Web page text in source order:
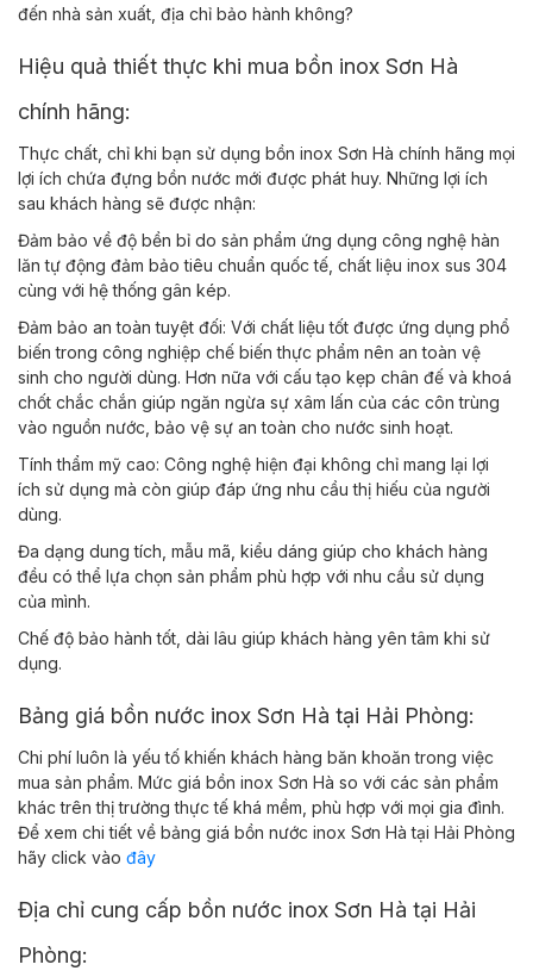
đến nhà sản xuất, địa chỉ bảo hành không?
Hiệu quả thiết thực khi mua bồn inox Sơn Hà
chính hãng:
Thực chất, chỉ khi bạn sử dụng bồn inox Sơn Hà chính hãng mọi
lợi ích chứa đựng bồn nước mới được phát huy. Những lợi ích
sau khách hàng sẽ được nhận:
Đảm bảo về độ bền bỉ do sản phẩm ứng dụng công nghệ hàn
lăn tự động đảm bảo tiêu chuẩn quốc tế, chất liệu inox sus 304
cùng với hệ thống gân kép.
Đảm bảo an toàn tuyệt đối: Với chất liệu tốt được ứng dụng phổ
biến trong công nghiệp chế biến thực phẩm nên an toàn vệ
sinh cho người dùng. Hơn nữa với cấu tạo kẹp chân đế và khoá
chốt chắc chắn giúp ngăn ngừa sự xâm lấn của các côn trùng
vào nguồn nước, bảo vệ sự an toàn cho nước sinh hoạt.
Tính thẩm mỹ cao: Công nghệ hiện đại không chỉ mang lại lợi
ích sử dụng mà còn giúp đáp ứng nhu cầu thị hiếu của người
dùng.
Đa dạng dung tích, mẫu mã, kiểu dáng giúp cho khách hàng
đều có thể lựa chọn sản phẩm phù hợp với nhu cầu sử dụng
của mình.
Chế độ bảo hành tốt, dài lâu giúp khách hàng yên tâm khi sử
dụng.
Bảng giá bồn nước inox Sơn Hà tại Hải Phòng:
Chi phí luôn là yếu tố khiến khách hàng băn khoăn trong việc
mua sản phẩm. Mức giá bồn inox Sơn Hà so với các sản phẩm
khác trên thị trường thực tế khá mềm, phù hợp với mọi gia đình.
Để xem chi tiết về bảng giá bồn nước inox Sơn Hà tại Hải Phòng
hãy click vào đây
Địa chỉ cung cấp bồn nước inox Sơn Hà tại Hải
Phòng: